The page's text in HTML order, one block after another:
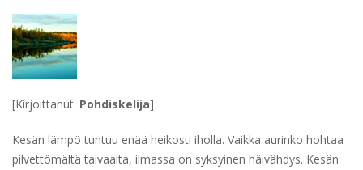
[Kirjoittanut: Pohdiskelija]
Kesän lämpö tuntuu enää heikosti iholla. Vaikka aurinko hohtaa
pilvettömältä taivaalta, ilmassa on syksyinen häivähdys. Kesän